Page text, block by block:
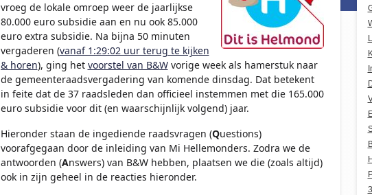
vroeg de lokale omroep weer de jaarlijkse
80.000 euro subsidie aan en nu ook 85.000
euro extra subsidie. Na bijna 50 minuten
vergaderen (vanaf 1:29:02 uur terug te kijken
& horen), ging het voorstel van B&Wvorige week als hamerstuk naar
de gemeenteraadsvergadering van komende dinsdag. Dat betekent
in feite dat de 37 raadsleden dan officieel instemmen met die 165.000
euro subsidie voor dit (en waarschijnlijk volgend) jaar.
Hieronder staan de ingediende raadsvragen (Questions)
voorafgegaan door de inleiding van Mi Hellemonders. Zodra we de
antwoorden (Answers) van B&W hebben, plaatsen we die (zoals altijd)
ook in zijn geheel in de reacties hieronder.